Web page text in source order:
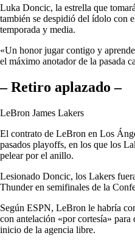
Luka Doncic, la estrella que
también se despidió del ídolo con
temporada y media.
«Un honor jugar contigo y
el máximo anotador de la pasada
– Retiro aplazado –
LeBron James Lakers
El contrato de LeBron en Los
pasados playoffs, en los que los
pelear por el anillo.
Lesionado Doncic, los Lakers
Thunder en semifinales de la
Según ESPN, LeBron le habría
con antelación «por cortesía» para
inicio de la agencia libre.